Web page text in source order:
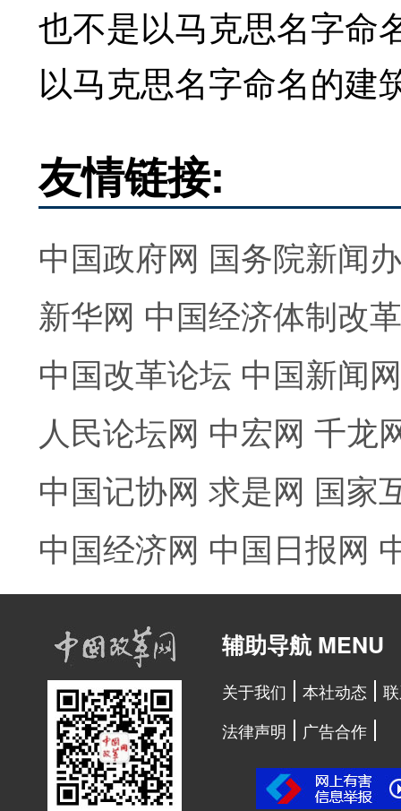
也不是以马克思名字命
以马克思名字命名的建
友情链接:
中国政府网 国务院新闻
新华网 中国经济体制改
中国改革论坛 中国新闻网
人民论坛网 中宏网 千龙
中国记协网 求是网 国家
中国经济网 中国日报网
辅助导航 MENU
关于我们 本社动态
法律声明
广告合作